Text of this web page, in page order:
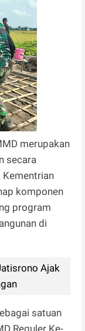
merupakan
secara
Kementrian
komponen
program
di
Ajak
satuan
Reguler Ke-